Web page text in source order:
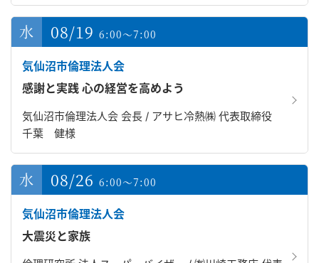
08/19 6:00～7:00
気仙沼市倫理法人会
感謝と実践 心の経営を高めよう
気仙沼市倫理法人会 会長 / アサヒ冷熱㈱ 代表取締役
千葉 健様
08/26 6:00～7:00
気仙沼市倫理法人会
大震災と家族